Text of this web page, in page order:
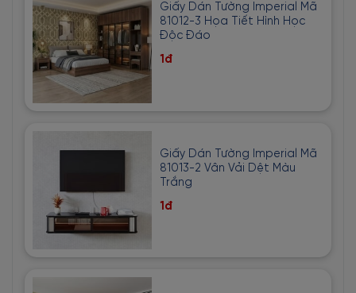
Giấy Dán Tường Imperial Mã
81012-3 Họa Tiết Hình Học
Độc Đáo
1đ
Giấy Dán Tường Imperial Mã
81013-2 Vân Vải Dệt Màu
Trắng
1đ